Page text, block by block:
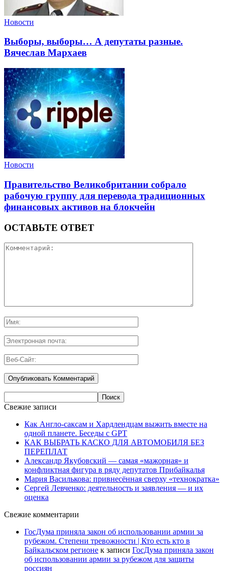
Новости
Выборы, выборы… А депутаты разные.
Вячеслав Мархаев
Новости
Правительство Великобритании собрало
рабочую группу для перевода традиционных
финансовых активов на блокчейн
ОСТАВЬТЕ ОТВЕТ
Свежие записи
Как Англо-саксам и Хардлендцам выжить вместе на
одной планете. Беседы с GPT
КАК ВЫБРАТЬ КАСКО ДЛЯ АВТОМОБИЛЯ БЕЗ
ПЕРЕПЛАТ
Александр Якубовский — самая «мажорная» и
конфликтная фигура в ряду депутатов Прибайкалья
Мария Василькова: привнесённая сверху «технократка»
Сергей Левченко: деятельность и заявления — и их
оценка
Свежие комментарии
ГосДума приняла закон об использовании армии за
рубежом. Степени тревожности | Кто есть кто в
Байкальском регионе к записи ГосДума приняла закон
об использовании армии за рубежом для защиты
россиян